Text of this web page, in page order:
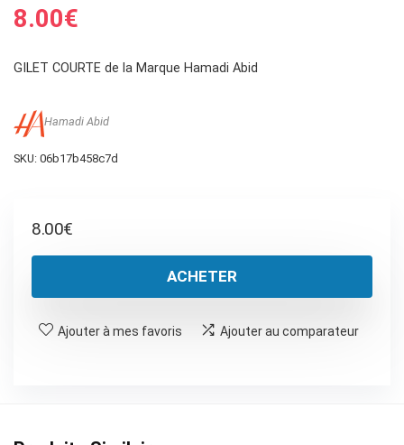
8.00€
GILET COURTE de la Marque Hamadi Abid
Hamadi Abid
SKU: 06b17b458c7d
8.00€
ACHETER
Ajouter à mes favoris Ajouter au comparateur